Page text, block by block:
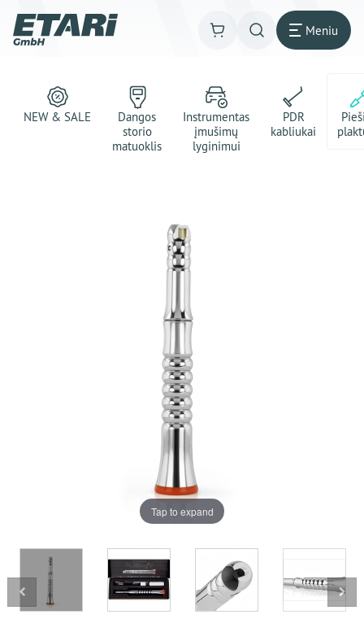
Meniu
NEW & SALE
Dangos
storio
matuoklis
Instrumentas
įmušimų
lyginimui
PDR
kabliukai
Tap to expand